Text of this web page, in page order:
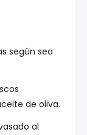
según sea
de oliva.
al